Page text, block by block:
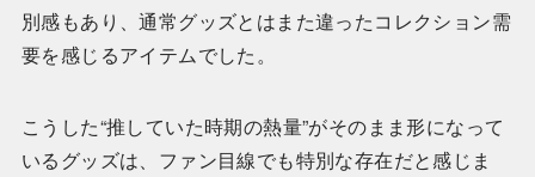
別感もあり、通常グッズとはまた違ったコレクション需
要を感じるアイテムでした。
こうした“推していた時期の熱量”がそのまま形になって
いるグッズは、ファン目線でも特別な存在だと感じま